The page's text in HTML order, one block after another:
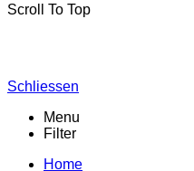
Scroll To Top
Schliessen
Menu
Filter
Home